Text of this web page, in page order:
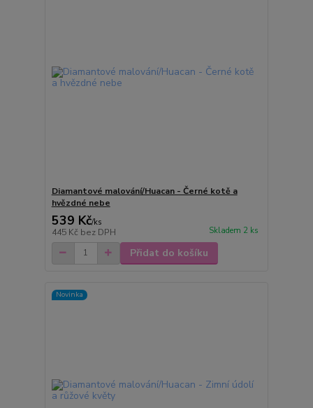
Diamantové malování/Huacan - Černé kotě a
hvězdné nebe
539 Kč/ks
445 Kč bez DPH Skladem 2 ks
Přidat do košíku
Novinka